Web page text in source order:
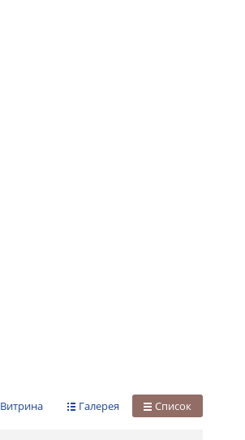
Список
Галерея
Витрина